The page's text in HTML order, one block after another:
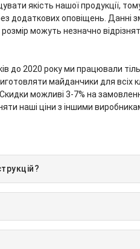
якість нашої продукції,
додаткових оповіщень.
розмір можуть незначно
до 2020 року ми працювали
майданчики для всіх
можливі 3-7% на
наші ціни з іншими